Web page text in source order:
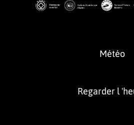
Météo
Regarder l